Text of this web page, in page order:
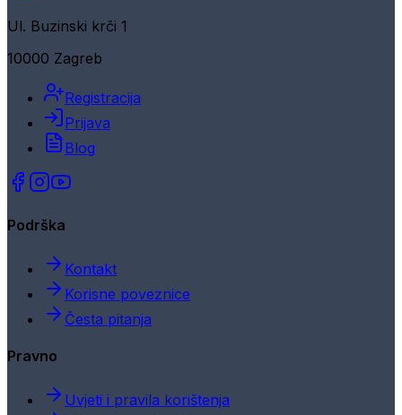
Ul. Buzinski krči 1
10000 Zagreb
Registracija
Prijava
Blog
Podrška
Kontakt
Korisne poveznice
Česta pitanja
Pravno
Uvjeti i pravila korištenja